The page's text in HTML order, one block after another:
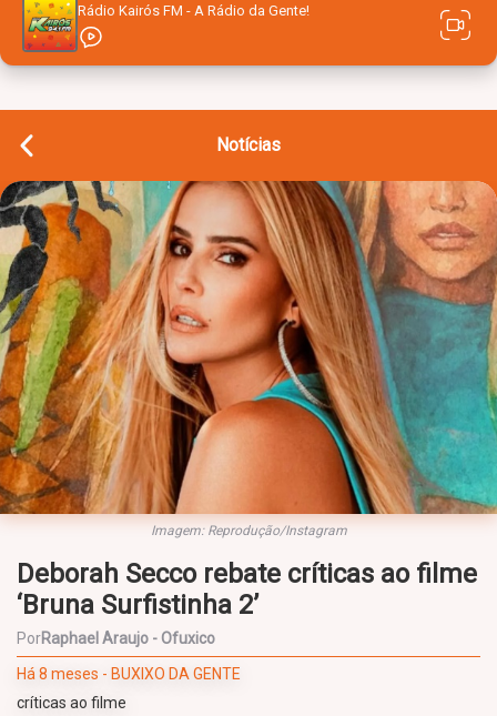
Rádio Kairós FM - A Rádio da Gente!
Notícias
Imagem: Reprodução/Instagram
Deborah Secco rebate críticas ao filme
‘Bruna Surfistinha 2’
PorRaphael Araujo - Ofuxico
Há 8 meses - BUXIXO DA GENTE
críticas ao filme